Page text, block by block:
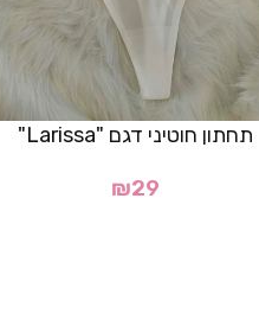
תחתון חוטיני דגם "Larissa"
₪29